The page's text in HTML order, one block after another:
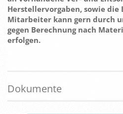
Herstellervorgaben, sowie die
Mitarbeiter kann gern durch
gegen Berechnung nach
erfolgen.
Dokumente